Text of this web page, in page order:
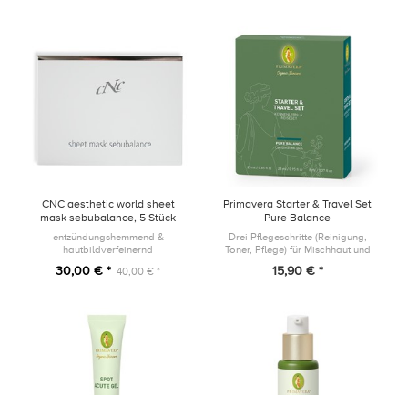
CNC aesthetic world sheet
mask sebubalance, 5 Stück
entzündungshemmend &
hautbildverfeinernd
30,00 € * 40,00 € *
Primavera Starter & Travel Set
Pure Balance
Drei Pflegeschritte (Reinigung,
Toner, Pflege) für Mischhaut und
Kennenlernen oder für den Kurztrip
15,90 € *